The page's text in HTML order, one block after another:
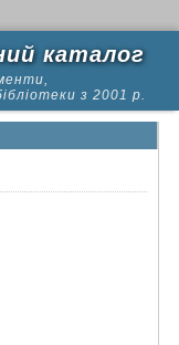
каталог
з 2001 р.